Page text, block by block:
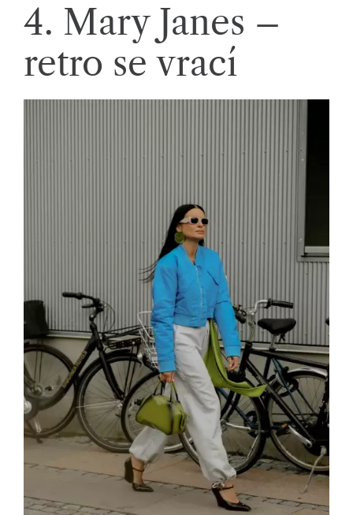
4. Mary Janes –
retro se vrací